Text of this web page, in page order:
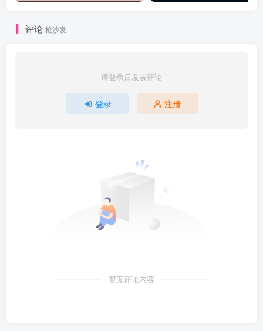
评论 抢沙发
请登录后发表评论
登录 注册
暂无评论内容